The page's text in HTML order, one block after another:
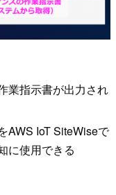
業指示書が出力され
AWS IoT SiteWiseで
に使用できる